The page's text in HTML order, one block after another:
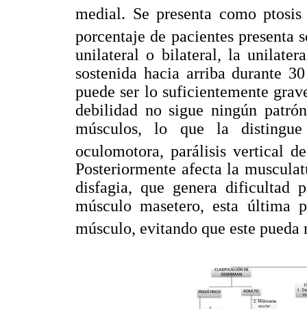
medial. Se presenta como
porcentaje de pacientes presenta
unilateral o bilateral, la
sostenida hacia arriba durante
puede ser lo suficientemente
debilidad no sigue ningún
músculos, lo que la
oculomotora, parálisis vertical
Posteriormente afecta la
disfagia, que genera dificultad
músculo masetero, esta última
músculo, evitando que este